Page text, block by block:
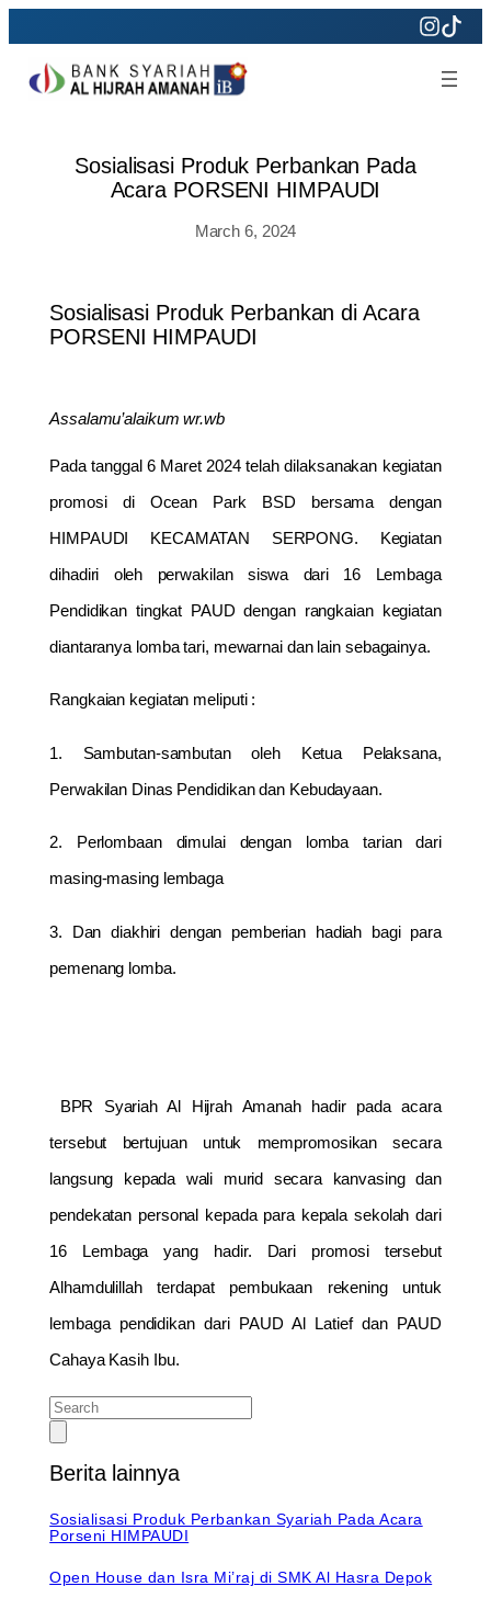
to
content
Sosialisasi Produk Perbankan Pada
Acara PORSENI HIMPAUDI
March 6, 2024
Sosialisasi Produk Perbankan di Acara
PORSENI HIMPAUDI
Assalamu’alaikum wr.wb
Pada tanggal 6 Maret 2024 telah dilaksanakan kegiatan
promosi di Ocean Park BSD bersama dengan
HIMPAUDI KECAMATAN SERPONG. Kegiatan
dihadiri oleh perwakilan siswa dari 16 Lembaga
Pendidikan tingkat PAUD dengan rangkaian kegiatan
diantaranya lomba tari, mewarnai dan lain sebagainya.
Rangkaian kegiatan meliputi :
1. Sambutan-sambutan oleh Ketua Pelaksana,
Perwakilan Dinas Pendidikan dan Kebudayaan.
2. Perlombaan dimulai dengan lomba tarian dari
masing-masing lembaga
3. Dan diakhiri dengan pemberian hadiah bagi para
pemenang lomba.
BPR Syariah Al Hijrah Amanah hadir pada acara
tersebut bertujuan untuk mempromosikan secara
langsung kepada wali murid secara kanvasing dan
pendekatan personal kepada para kepala sekolah dari
16 Lembaga yang hadir. Dari promosi tersebut
Alhamdulillah terdapat pembukaan rekening untuk
lembaga pendidikan dari PAUD Al Latief dan PAUD
Cahaya Kasih Ibu.
Berita lainnya
Sosialisasi Produk Perbankan Syariah Pada Acara
Porseni HIMPAUDI
Open House dan Isra Mi’raj di SMK Al Hasra Depok